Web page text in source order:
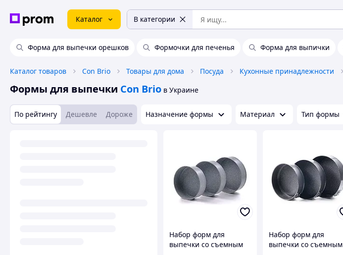
Каталог В категории
Форма для выпечки орешков Формочки для печенья Форма для выпички
Каталог товаров Con Brio Товары для дома Посуда Кухонные принадлежности
Формы для выпечки Con Brio в Украине
По рейтингу Дешевле Дороже Назначение формы Материал Тип формы
Набор форм для
выпечки со съемным
Набор форм для
выпечки со съемным